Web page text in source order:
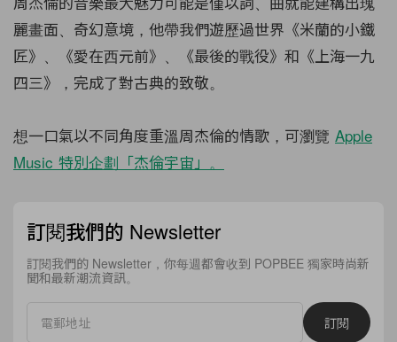
麗畫面、奇幻意境，他帶我們遊歷過世界《米蘭的小鐵
匠》、《愛在⻄元前》、《最後的戰役》和《上海一九
四三》，完成了對古典的致敬。
想一口氣以不同角度重溫周杰倫的情歌，可瀏覽 Apple
Music 特別企劃「杰倫宇宙」。
訂閱我們的 Newsletter
訂閱我們的 Newsletter，你每週都會收到 POPBEE 獨家時尚新
聞和最新潮流資訊。
訂閱